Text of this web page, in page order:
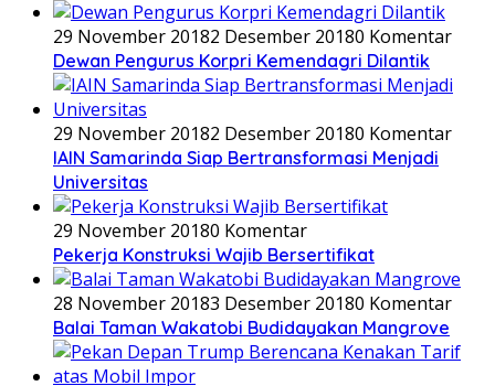
29 November 20182 Desember 20180 Komentar
Dewan Pengurus Korpri Kemendagri Dilantik
29 November 20182 Desember 20180 Komentar
IAIN Samarinda Siap Bertransformasi Menjadi
Universitas
29 November 20180 Komentar
Pekerja Konstruksi Wajib Bersertifikat
28 November 20183 Desember 20180 Komentar
Balai Taman Wakatobi Budidayakan Mangrove